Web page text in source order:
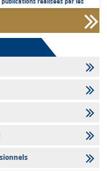
publications réalisées par les
dossier d’information relatif au
dépôt
réalisées par les
accordés par l'AMMC pour le
du marché des capitaux pour